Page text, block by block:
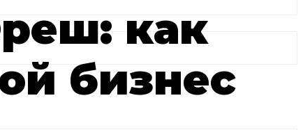
как
бизнес